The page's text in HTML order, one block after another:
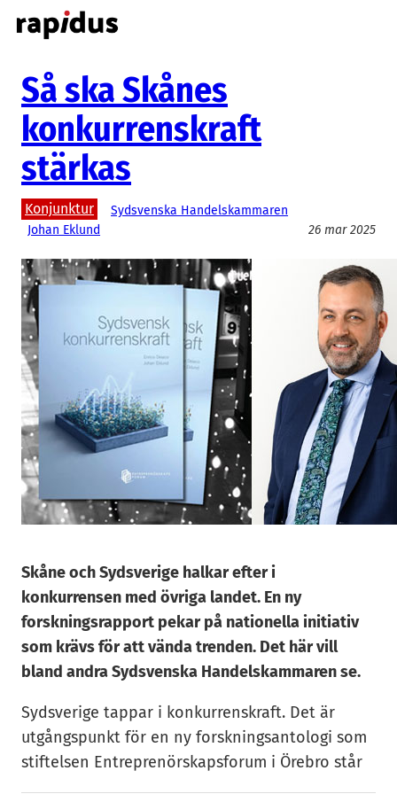
Hoppa
till
Så ska Skånes
konkurrenskraft
stärkas
Konjunktur
Sydsvenska Handelskammaren
Johan Eklund
26 mar 2025
Skåne och Sydsverige halkar efter i
konkurrensen med övriga landet. En ny
forskningsrapport pekar på nationella initiativ
som krävs för att vända trenden. Det här vill
bland andra Sydsvenska Handelskammaren se.
Sydsverige tappar i konkurrenskraft. Det är
utgångspunkt för en ny forskningsantologi som
stiftelsen Entreprenörskapsforum i Örebro står